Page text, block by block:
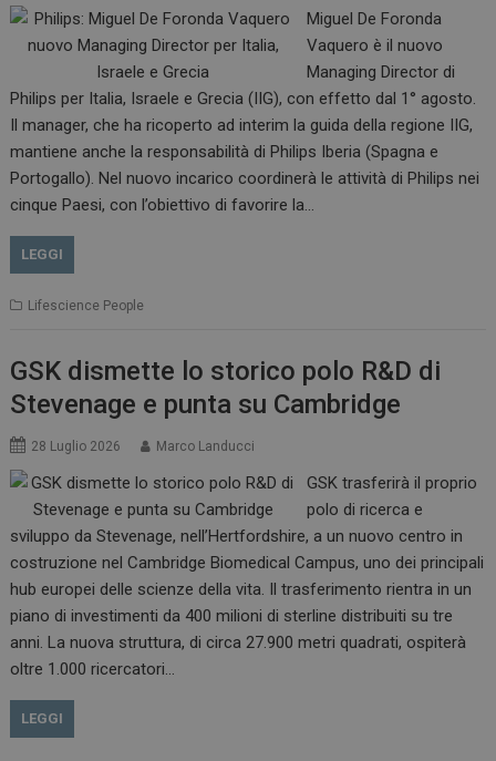
Miguel De Foronda
Vaquero è il nuovo
Managing Director di
Philips per Italia, Israele e Grecia (IIG), con effetto dal 1° agosto.
Il manager, che ha ricoperto ad interim la guida della regione IIG,
mantiene anche la responsabilità di Philips Iberia (Spagna e
Portogallo). Nel nuovo incarico coordinerà le attività di Philips nei
cinque Paesi, con l’obiettivo di favorire la…
LEGGI
Lifescience People
GSK dismette lo storico polo R&D di
Stevenage e punta su Cambridge
28 Luglio 2026 Marco Landucci
GSK trasferirà il proprio
polo di ricerca e
sviluppo da Stevenage, nell’Hertfordshire, a un nuovo centro in
costruzione nel Cambridge Biomedical Campus, uno dei principali
hub europei delle scienze della vita. Il trasferimento rientra in un
piano di investimenti da 400 milioni di sterline distribuiti su tre
anni. La nuova struttura, di circa 27.900 metri quadrati, ospiterà
oltre 1.000 ricercatori…
LEGGI